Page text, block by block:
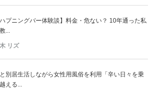
ハプニングバー体験談】料金・危ない？ 10年通った私
...
リズ
別居生活しながら女性用風俗を利用「辛い日々を乗
える...